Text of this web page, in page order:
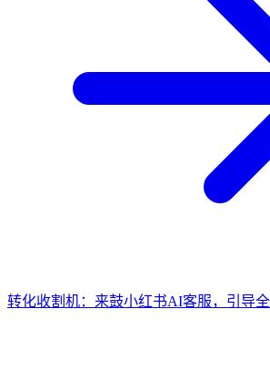
转化收割机：来鼓小红书AI客服，引导